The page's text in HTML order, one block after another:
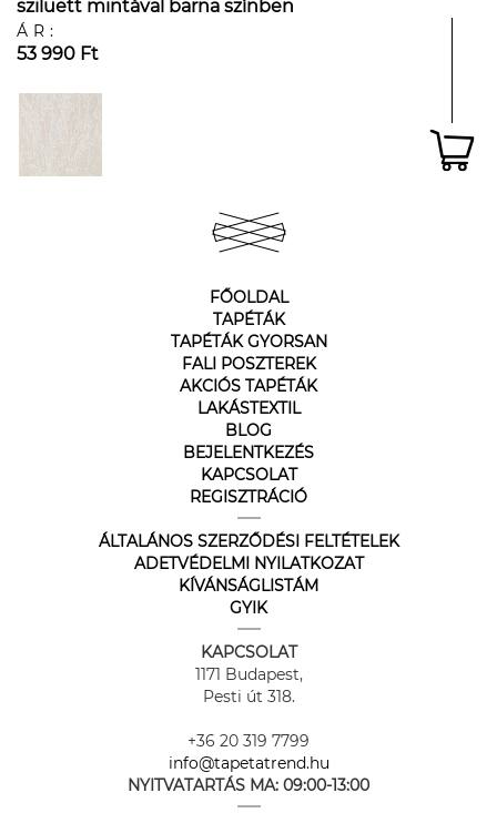
sziluett mintával barna színben
ÁR:
53 990 Ft
FŐOLDAL
TAPÉTÁK
TAPÉTÁK GYORSAN
FALI POSZTEREK
AKCIÓS TAPÉTÁK
LAKÁSTEXTIL
BLOG
BEJELENTKEZÉS
KAPCSOLAT
REGISZTRÁCIÓ
ÁLTALÁNOS SZERZŐDÉSI FELTÉTELEK
ADETVÉDELMI NYILATKOZAT
KÍVÁNSÁGLISTÁM
GYIK
KAPCSOLAT
1171 Budapest,
Pesti út 318.
+36 20 319 7799
info@tapetatrend.hu
NYITVATARTÁS MA: 09:00-13:00